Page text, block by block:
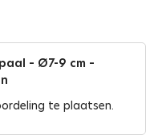
– Ø7-9 cm –
te plaatsen.